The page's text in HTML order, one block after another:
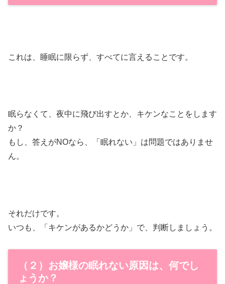
これは、睡眠に限らず、すべてに言えることです。
眠らなくて、夜中に飛び出すとか、キケンなことをします
か？
もし、答えがNOなら、「眠れない」は問題ではありませ
ん。
それだけです。
いつも、「キケンがあるかどうか」で、判断しましょう。
（２）お嬢様の眠れない原因は、何でし
ょうか？